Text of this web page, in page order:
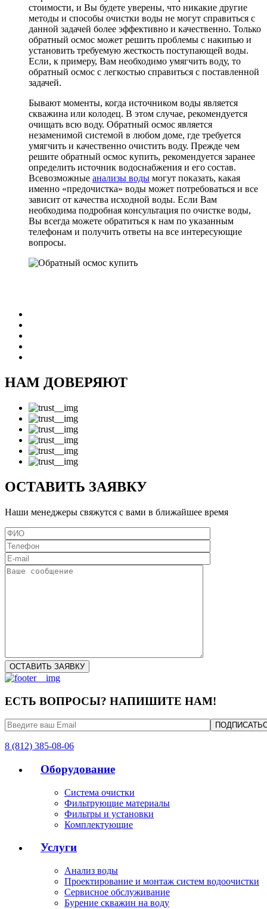
стоимости, и Вы будете уверены, что никакие другие
методы и способы очистки воды не могут справиться с
данной задачей более эффективно и качественно. Только
обратный осмос может решить проблемы с накипью и
установить требуемую жесткость поступающей воды.
Если, к примеру, Вам необходимо умягчить воду, то
обратный осмос с легкостью справиться с поставленной
задачей.
Бывают моменты, когда источником воды является
скважина или колодец. В этом случае, рекомендуется
очищать всю воду. Обратный осмос является
незаменимой системой в любом доме, где требуется
умягчить и качественно очистить воду. Прежде чем
решите обратный осмос купить, рекомендуется заранее
определить источник водоснабжения и его состав.
Всевозможные анализы воды могут показать, какая
именно «предочистка» воды может потребоваться и все
зависит от качества исходной воды. Если Вам
необходима подробная консультация по очистке воды,
Вы всегда можете обратиться к нам по указанным
телефонам и получить ответы на все интересующие
вопросы.
НАМ ДОВЕРЯЮТ
ОСТАВИТЬ ЗАЯВКУ
Наши менеджеры свяжутся с вами в ближайшее время
ЕСТЬ ВОПРОСЫ? НАПИШИТЕ НАМ!
8 (812) 385-08-06
Оборудование
Система очистки
Фильтрующие материалы
Фильтры и установки
Комплектующие
Услуги
Анализ воды
Проектирование и монтаж систем водоочистки
Сервисное обслуживание
Бурение скважин на воду